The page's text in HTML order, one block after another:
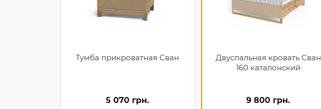
Тумба прикроватная Сван
5 070 грн.
Двуспальная кровать Сван
160 каталонский
9 800 грн.